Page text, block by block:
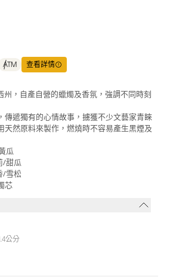
ATM 查看詳情
州，自產自營的蠟燭及香氛，強調不同時刻
傳遞獨有的心情故事，擄獲不少文藝家青睞
天然原料來製作，燃燒時不容易產生黑煙及
瓜
/甜瓜
/雪松
芯
公分